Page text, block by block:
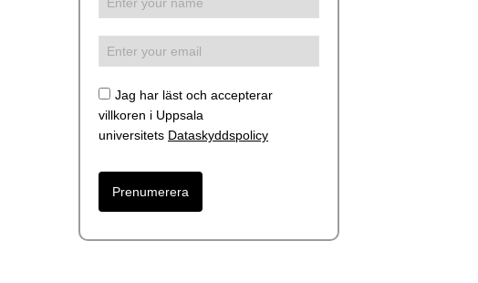
Jag har läst och accepterar
villkoren i Uppsala
universitets Dataskyddspolicy